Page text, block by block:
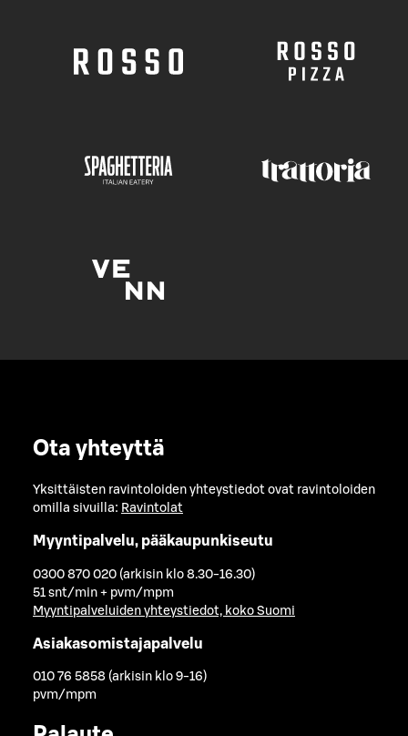
Ota yhteyttä
Yksittäisten ravintoloiden yhteystiedot ovat ravintoloiden
omilla sivuilla: Ravintolat
Myyntipalvelu, pääkaupunkiseutu
0300 870 020 (arkisin klo 8.30-16.30)
51 snt/min + pvm/mpm
Myyntipalveluiden yhteystiedot, koko Suomi
Asiakasomistajapalvelu
010 76 5858 (arkisin klo 9-16)
pvm/mpm